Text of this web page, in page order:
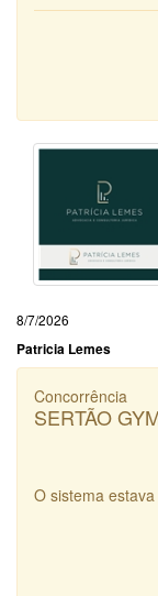
8/7/2026
Patricia Lemes
Concorrência
SERTÃO
O sistema